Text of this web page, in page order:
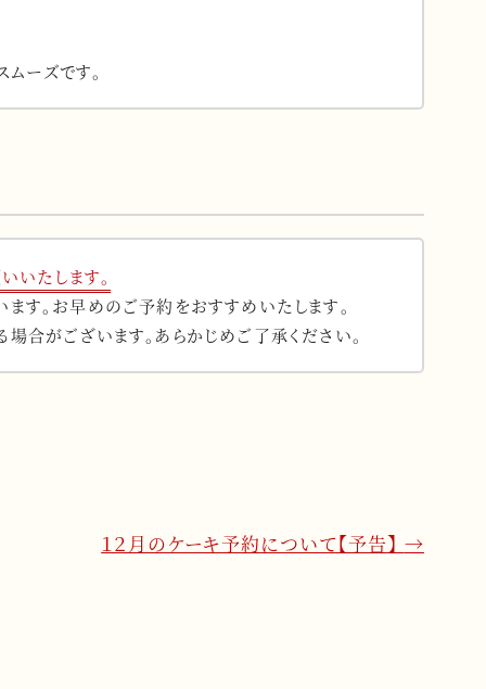
ーズです。
いたします。
す。お早めのご予約をおすすめいたします。
合がございます。あらかじめご了承ください。
１２月のケーキ予約について【予告】 →